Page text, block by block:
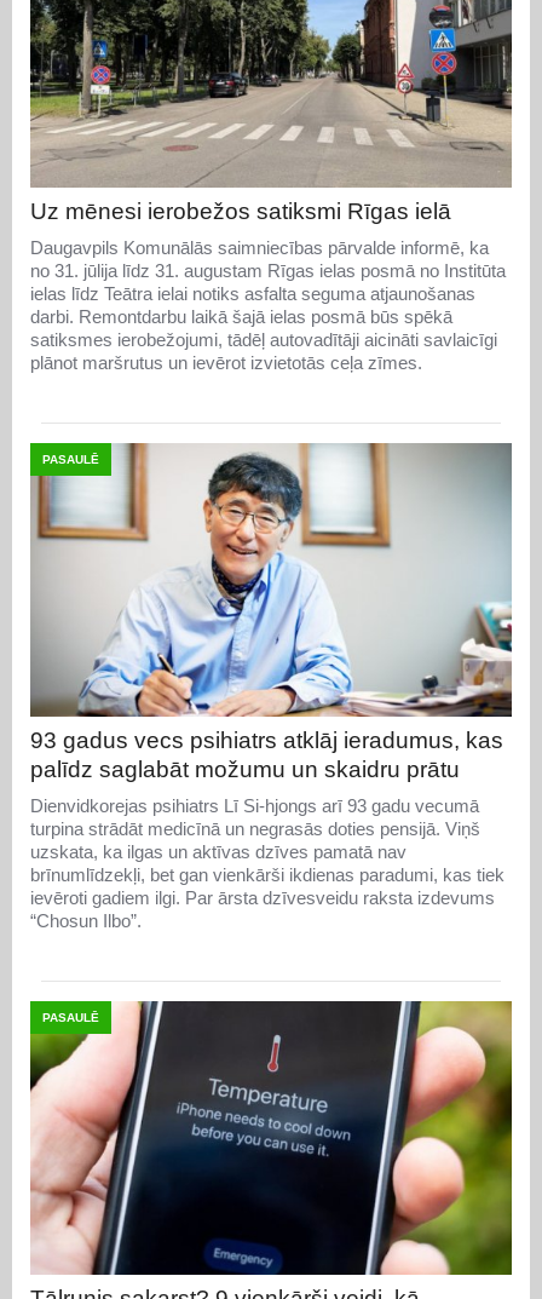
Uz mēnesi ierobežos satiksmi Rīgas ielā
Daugavpils Komunālās saimniecības pārvalde informē, ka
no 31. jūlija līdz 31. augustam Rīgas ielas posmā no Institūta
ielas līdz Teātra ielai notiks asfalta seguma atjaunošanas
darbi. Remontdarbu laikā šajā ielas posmā būs spēkā
satiksmes ierobežojumi, tādēļ autovadītāji aicināti savlaicīgi
plānot maršrutus un ievērot izvietotās ceļa zīmes.
PASAULĒ
93 gadus vecs psihiatrs atklāj ieradumus, kas
palīdz saglabāt možumu un skaidru prātu
Dienvidkorejas psihiatrs Lī Si-hjongs arī 93 gadu vecumā
turpina strādāt medicīnā un negrasās doties pensijā. Viņš
uzskata, ka ilgas un aktīvas dzīves pamatā nav
brīnumlīdzekļi, bet gan vienkārši ikdienas paradumi, kas tiek
ievēroti gadiem ilgi. Par ārsta dzīvesveidu raksta izdevums
“Chosun Ilbo”.
PASAULĒ